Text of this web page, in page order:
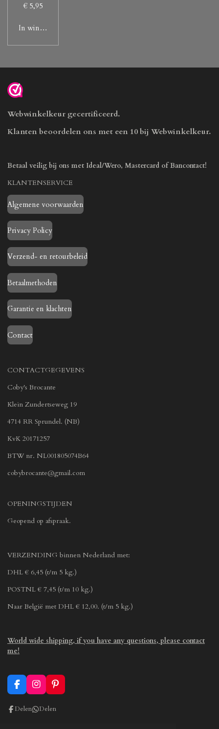
€ 5,95
In winkelwagen
Webwinkelkeur gecertificeerd.
Klanten beoordelen ons met een 10 bij Webwinkelkeur.
Betaal veilig bij ons met Ideal/Wero, Mastercard of Bancontact!
KLANTENSERVICE
Algemene voorwaarden
Privacy Policy
Verzend- en retourbeleid
Betaalmethoden
Garantie en klachten
Contact
CONTACTGEGEVENS
Coby's Brocante
Klein Zundertseweg 19
4714 RR Sprundel. (NB)
KvK 20171257
BTW nr. NL001805074B64
cobybrocante@gmail.com
OPENINGSTIJDEN
Geopend op afspraak.
VERZENDING binnen Nederland met:
DHL € 6,45 (t/m 5 kg.)
POSTNL € 7,45 (t/m 10 kg.)
Naar België met DHL € 12,00. (t/m 5 kg.)
World wide shipping, if you have any questions, please contact
me!
F
a
c
I
n
s
t
P
i
n
Delen Delen